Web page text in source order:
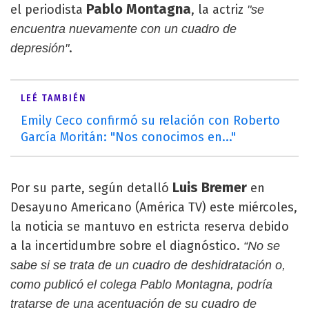
el periodista Pablo Montagna, la actriz "se
encuentra nuevamente con un cuadro de
depresión".
LEÉ TAMBIÉN
Emily Ceco confirmó su relación con Roberto
García Moritán: "Nos conocimos en..."
Por su parte, según detalló Luis Bremer en
Desayuno Americano (América TV) este miércoles,
la noticia se mantuvo en estricta reserva debido
a la incertidumbre sobre el diagnóstico. “No se
sabe si se trata de un cuadro de deshidratación o,
como publicó el colega Pablo Montagna, podría
tratarse de una acentuación de su cuadro de